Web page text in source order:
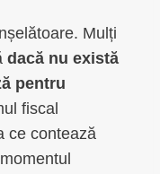
Mulți
dacă nu există
pentru
fiscal
ce contează